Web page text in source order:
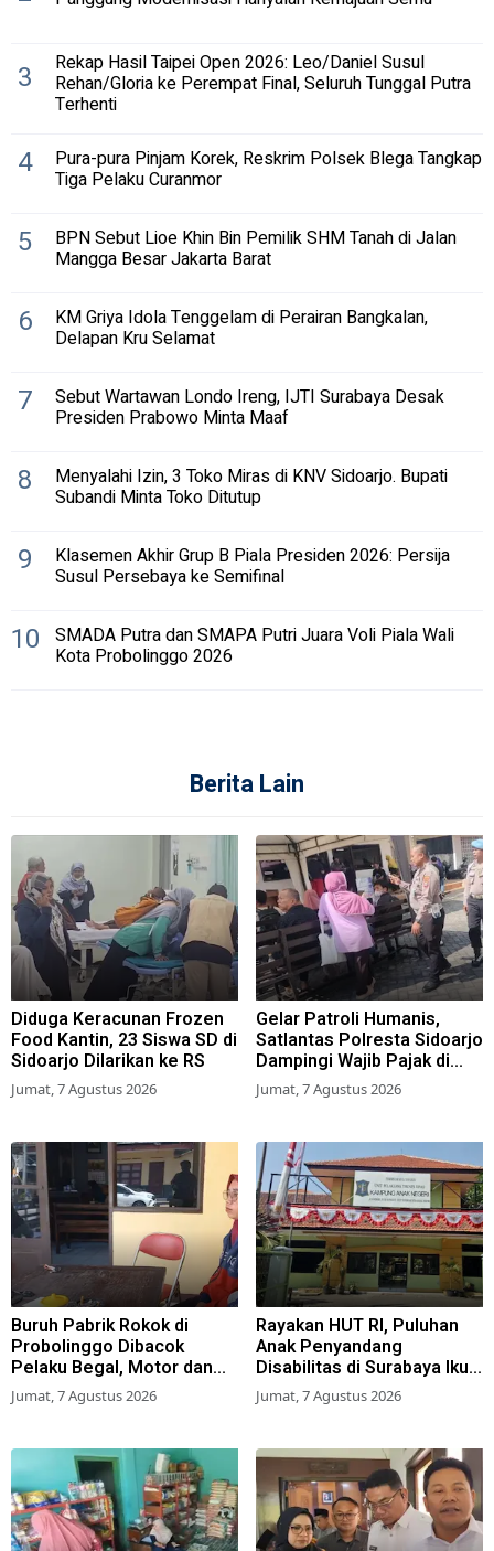
3 Rekap Hasil Taipei Open 2026: Leo/Daniel Susul
Rehan/Gloria ke Perempat Final, Seluruh Tunggal Putra
Terhenti
4 Pura-pura Pinjam Korek, Reskrim Polsek Blega Tangkap
Tiga Pelaku Curanmor
5 BPN Sebut Lioe Khin Bin Pemilik SHM Tanah di Jalan
Mangga Besar Jakarta Barat
6 KM Griya Idola Tenggelam di Perairan Bangkalan,
Delapan Kru Selamat
7 Sebut Wartawan Londo Ireng, IJTI Surabaya Desak
Presiden Prabowo Minta Maaf
8 Menyalahi Izin, 3 Toko Miras di KNV Sidoarjo. Bupati
Subandi Minta Toko Ditutup
9 Klasemen Akhir Grup B Piala Presiden 2026: Persija
Susul Persebaya ke Semifinal
10 SMADA Putra dan SMAPA Putri Juara Voli Piala Wali
Kota Probolinggo 2026
Berita Lain
Diduga Keracunan Frozen
Food Kantin, 23 Siswa SD di
Sidoarjo Dilarikan ke RS
Jumat, 7 Agustus 2026
Gelar Patroli Humanis,
Satlantas Polresta Sidoarjo
Dampingi Wajib Pajak di
Samsat
Jumat, 7 Agustus 2026
Buruh Pabrik Rokok di
Probolinggo Dibacok
Pelaku Begal, Motor dan
Tas Amblas
Jumat, 7 Agustus 2026
Rayakan HUT RI, Puluhan
Anak Penyandang
Disabilitas di Surabaya Ikuti
Beragam Lomba
Jumat, 7 Agustus 2026